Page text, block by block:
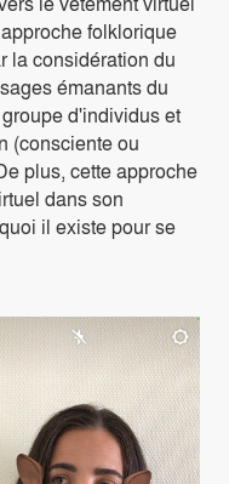
folklorique
la considération du
émanants du
d'individus et
(consciente ou
plus, cette approche
dans son
il existe pour se